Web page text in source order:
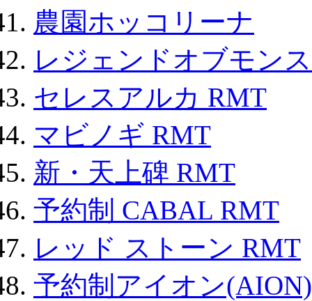
農園ホッコリーナ
レジェンドオブモン
セレスアルカ RMT
マビノギ RMT
新・天上碑 RMT
予約制 CABAL RMT
レッド ストーン RMT
予約制アイオン